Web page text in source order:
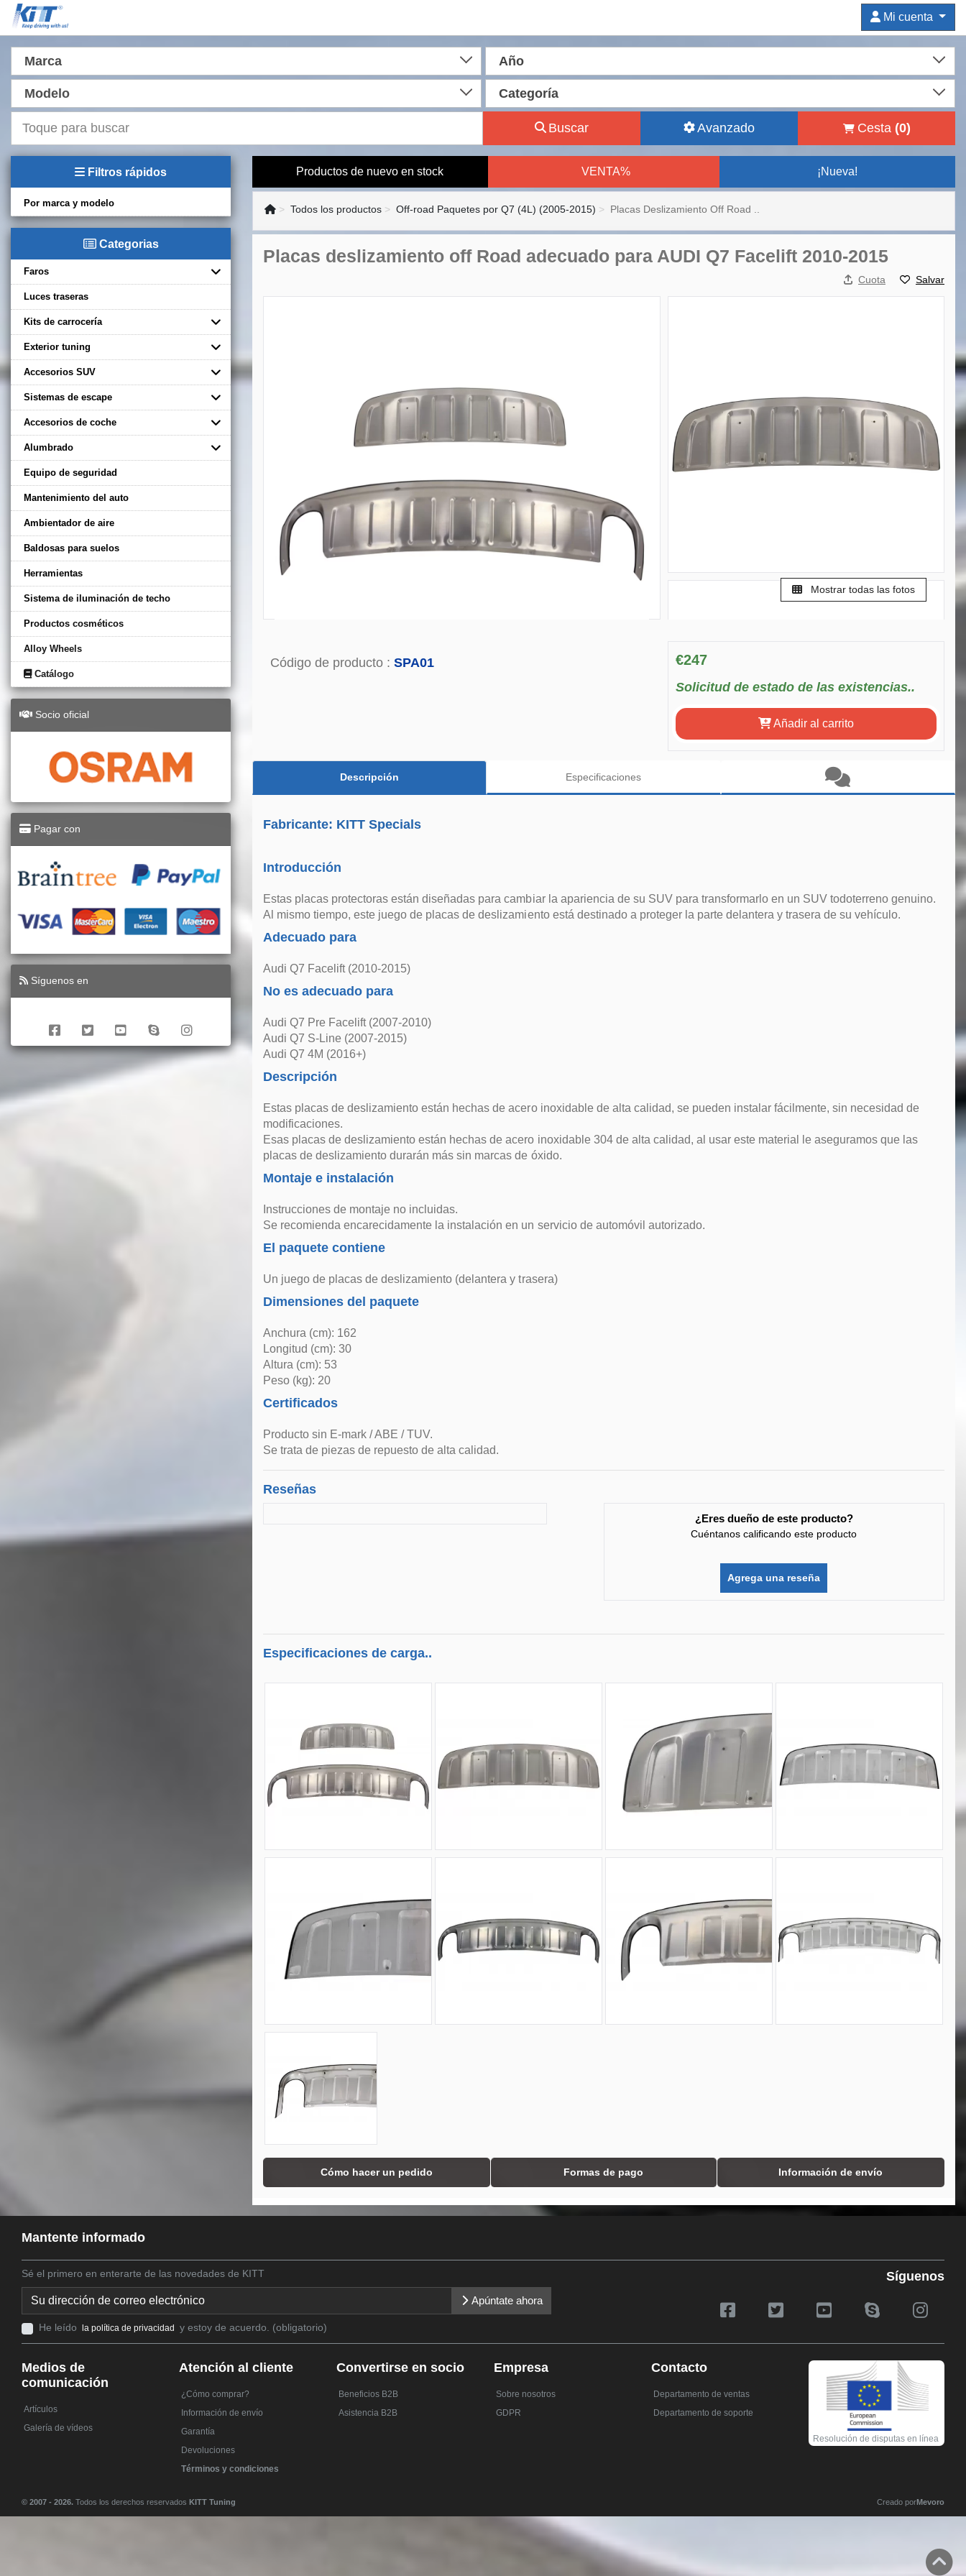
Mi cuenta
Marca Año
Modelo Categoría
Buscar Avanzado Cesta (0)
Filtros rápidos
Por marca y modelo
Categorias
Faros
Luces traseras
Kits de carrocería
Exterior tuning
Accesorios SUV
Sistemas de escape
Accesorios de coche
Alumbrado
Equipo de seguridad
Mantenimiento del auto
Ambientador de aire
Baldosas para suelos
Herramientas
Sistema de iluminación de techo
Productos cosméticos
Alloy Wheels
Catálogo
Socio oficial
Pagar con
Síguenos en
Productos de nuevo en stock VENTA% ¡Nueva!
Todos los productos Off-road Paquetes por Q7 (4L) (2005-2015) Placas Deslizamiento Off Road ..
Placas deslizamiento off Road adecuado para AUDI Q7 Facelift 2010-2015
Cuota Salvar
Mostrar todas las fotos
Código de producto : SPA01 €247
Solicitud de estado de las existencias..
Añadir al carrito
Descripción Especificaciones
Fabricante: KITT Specials
Introducción
Estas placas protectoras están diseñadas para cambiar la apariencia de su SUV para transformarlo en un SUV todoterreno genuino.
Al mismo tiempo, este juego de placas de deslizamiento está destinado a proteger la parte delantera y trasera de su vehículo.
Adecuado para
Audi Q7 Facelift (2010-2015)
No es adecuado para
Audi Q7 Pre Facelift (2007-2010)
Audi Q7 S-Line (2007-2015)
Audi Q7 4M (2016+)
Descripción
Estas placas de deslizamiento están hechas de acero inoxidable de alta calidad, se pueden instalar fácilmente, sin necesidad de
modificaciones.
Esas placas de deslizamiento están hechas de acero inoxidable 304 de alta calidad, al usar este material le aseguramos que las
placas de deslizamiento durarán más sin marcas de óxido.
Montaje e instalación
Instrucciones de montaje no incluidas.
Se recomienda encarecidamente la instalación en un servicio de automóvil autorizado.
El paquete contiene
Un juego de placas de deslizamiento (delantera y trasera)
Dimensiones del paquete
Anchura (cm): 162
Longitud (cm): 30
Altura (cm): 53
Peso (kg): 20
Certificados
Producto sin E-mark / ABE / TUV.
Se trata de piezas de repuesto de alta calidad.
Reseñas
¿Eres dueño de este producto?
Cuéntanos calificando este producto
Agrega una reseña
Especificaciones de carga..
Cómo hacer un pedido Formas de pago Información de envío
Mantente informado
Sé el primero en enterarte de las novedades de KITT
Apúntate ahora
He leído la política de privacidad y estoy de acuerdo. (obligatorio)
Síguenos
Medios de
comunicación
Artículos
Galería de vídeos
Atención al cliente
¿Cómo comprar?
Información de envío
Garantía
Devoluciones
Términos y condiciones
Convertirse en socio
Beneficios B2B
Asistencia B2B
Empresa
Sobre nosotros
GDPR
Contacto
Departamento de ventas
Departamento de soporte
Resolución de disputas en línea
Creado porMevoro
© 2007 - 2026. Todos los derechos reservados KITT Tuning